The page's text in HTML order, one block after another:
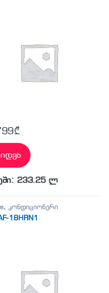
₾
233.25 ლ
,კონდიციონერი
18HRN1